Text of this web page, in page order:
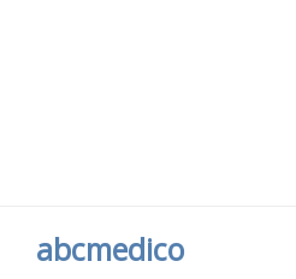
abcmedico